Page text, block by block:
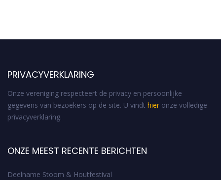
PRIVACYVERKLARING
Onze vereniging respecteert de privacy en persoonlijke
gegevens van bezoekers op de site. U vindt hier onze volledige
privacyverklaring.
ONZE MEEST RECENTE BERICHTEN
Deelname Stoom & Houtfestival